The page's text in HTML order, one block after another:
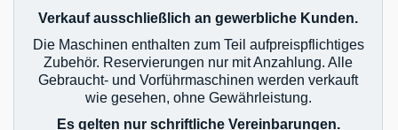
Verkauf ausschließlich an gewerbliche Kunden.
Die Maschinen enthalten zum Teil aufpreispflichtiges
Zubehör. Reservierungen nur mit Anzahlung. Alle
Gebraucht- und Vorführmaschinen werden verkauft
wie gesehen, ohne Gewährleistung.
Es gelten nur schriftliche Vereinbarungen.